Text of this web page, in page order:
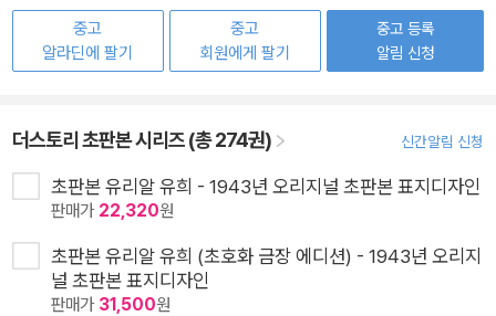
중고
알라딘에 팔기
중고
회원에게 팔기
중고 등록
알림 신청
더스토리 초판본 시리즈 (총 274권) 신간알림 신청
초판본 유리알 유희 - 1943년 오리지널 초판본 표지디자인
판매가 22,320원
초판본 유리알 유희 (초호화 금장 에디션) - 1943년 오리지
널 초판본 표지디자인
판매가 31,500원